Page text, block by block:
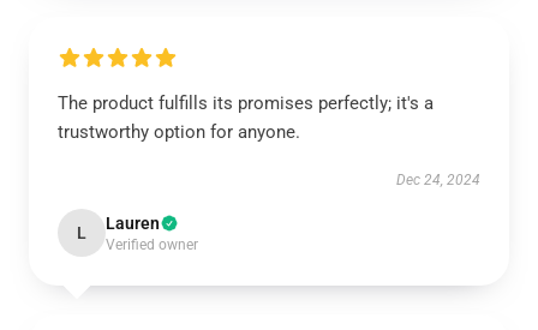
The product fulfills its promises perfectly; it's a
trustworthy option for anyone.
Dec 24, 2024
L Lauren
Verified owner